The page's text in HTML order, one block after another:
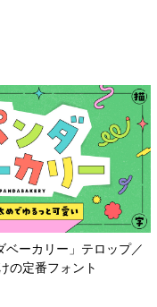
ベーカリー」テロップ／
の定番フォント